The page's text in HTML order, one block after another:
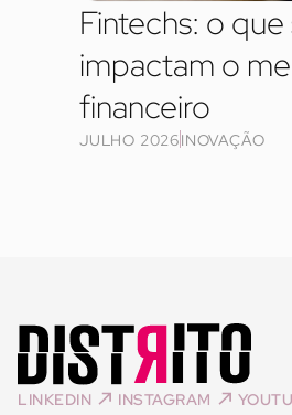
Fintechs: o
impactam o
financeiro
JULHO 2026INOVAÇÃO
LINKEDIN INSTAGRAM